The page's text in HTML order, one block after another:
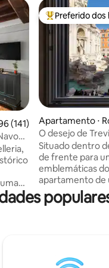
de uma avaliação média
(141)
e
Entre os
Preferido dos
Apartamento ⋅
O desejo de
Fonte de Trevi
Situado dentro
de frente para
emblemáticas
apartamento de
localizado no
comodidades
em todos os